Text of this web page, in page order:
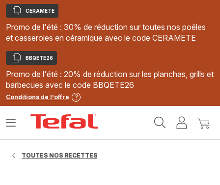
Copier
CERAMETE
Promo de l'été : 30% de réduction sur toutes nos poêles
et casseroles en céramique avec le code CERAMETE
Copier
BBQETE26
Promo de l'été : 20% de réduction sur les planchas, grills et
barbecues avec le code BBQETE26
Conditions de l'offre
MonMon
Ouvrir
TOUTES NOS RECETTES